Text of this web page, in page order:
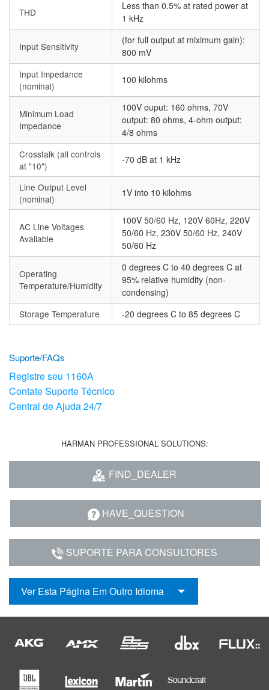
THD
Less than 0.5% at rated power at
1 kHz
Input Sensitivity
(for full output at miximum gain):
800 mV
Input Impedance
(nominal)
100 kilohms
Minimum Load
Impedance
100V ouput: 160 ohms, 70V
output: 80 ohms, 4-ohm output:
4/8 ohms
Crosstalk (all controls
at "10")
-70 dB at 1 kHz
Line Output Level
(nominal)
1V into 10 kilohms
AC Line Voltages
Available
100V 50/60 Hz, 120V 60Hz, 220V
50/60 Hz, 230V 50/60 Hz, 240V
50/60 Hz
Operating
Temperature/Humidity
0 degrees C to 40 degrees C at
95% relative humidity (non-
condensing)
Storage Temperature
-20 degrees C to 85 degrees C
Suporte/FAQs
Registre seu 1160A
Contate Suporte Técnico
Central de Ajuda 24/7
HARMAN PROFESSIONAL SOLUTIONS:
FIND_DEALER
HAVE_QUESTION
SUPORTE PARA CONSULTORES
Ver Esta Página Em Outro Idioma